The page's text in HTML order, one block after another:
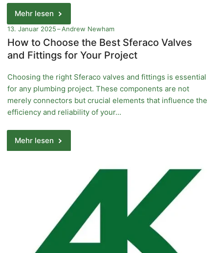
Mehr lesen
13. Januar 2025 Andrew Newham
How to Choose the Best Sferaco Valves
and Fittings for Your Project
Choosing the right Sferaco valves and fittings is essential
for any plumbing project. These components are not
merely connectors but crucial elements that influence the
efficiency and reliability of your...
Mehr lesen